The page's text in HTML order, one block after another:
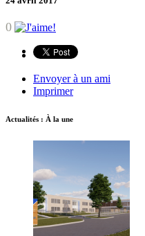
0
Envoyer à un ami
Imprimer
Actualités : À la une